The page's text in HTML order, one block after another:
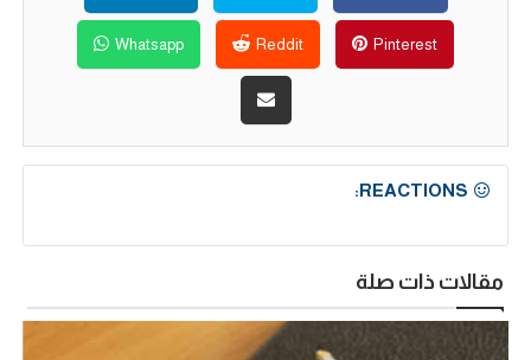
Pinterest
Reddit
Whatsapp
REACTIONS:
مقالات ذات صلة